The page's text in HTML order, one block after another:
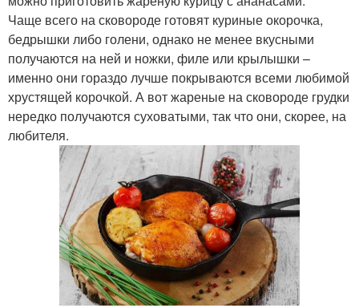
Чаще всего на сковороде готовят куриные окорочка,
бедрышки либо голени, однако не менее вкусными
получаются на ней и ножки, филе или крылышки –
именно они гораздо лучше покрываются всеми любимой
хрустящей корочкой. А вот жареные на сковороде грудки
нередко получаются суховатыми, так что они, скорее, на
любителя.